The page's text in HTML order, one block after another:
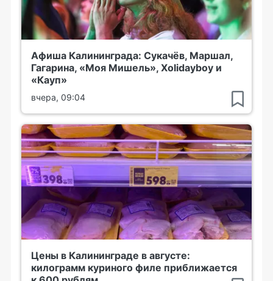
Афиша Калининграда: Сукачёв, Маршал,
Гагарина, «Моя Мишель», Xolidayboy и
«Кауп»
вчера, 09:04
Цены в Калининграде в августе:
килограмм куриного филе приближается